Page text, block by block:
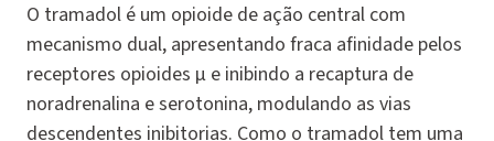
O tramadol é um opioide de ação central com
mecanismo dual, apresentando fraca afinidade pelos
receptores opioides μ e inibindo a recaptura de
noradrenalina e serotonina, modulando as vias
descendentes inibitorias. Como o tramadol tem uma